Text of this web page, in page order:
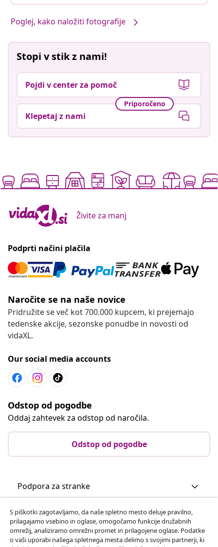
Poglej, kako naložiti fotografije
Stopi v stik z nami!
Pojdi v center za pomoč
Priporočeno
Klepetaj z nami
Živite za manj
Podprti načini plačila
Naročite se na naše novice
Pridružite se več kot 700.000 kupcem, ki prejemajo
tedenske akcije, sezonske ponudbe in novosti od
vidaXL.
Our social media accounts
Odstop od pogodbe
Oddaj zahtevek za odstop od naročila.
Odstop od pogodbe
Podpora za stranke
Poslovanje
vidaXL
S piškotki zagotavljamo, da naše spletno mesto deluje pravilno,
prilagajamo vsebino in oglase, omogočamo funkcije družabnih
omrežij, analiziramo omrežni promet in prilagojene oglase. Podatke
o vaši uporabi našega spletnega mesta delimo s svojimi partnerji, ki